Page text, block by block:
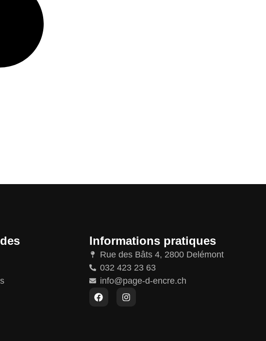
Informations pratiques
Rue des Bâts 4, 2800 Delémont
032 423 23 63
info@page-d-encre.ch